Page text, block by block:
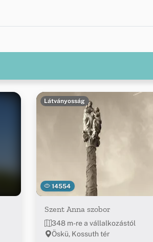
14554
Látványosság
Szent Anna szobor
348 m-re a vállalkozástól
Öskü, Kossuth tér